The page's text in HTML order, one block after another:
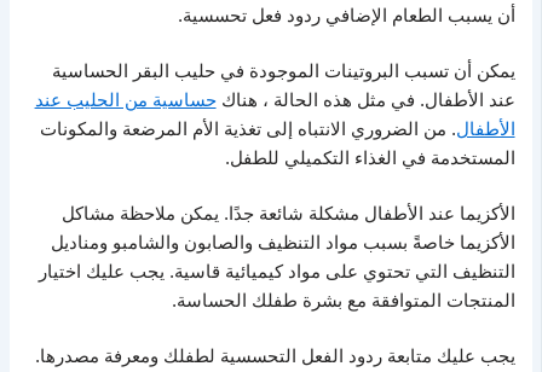
أن يسبب الطعام الإضافي ردود فعل تحسسية.
يمكن أن تسبب البروتينات الموجودة في حليب البقر الحساسية
عند الأطفال. في مثل هذه الحالة ، هناكحساسية من الحليب عند
الأطفال. من الضروري الانتباه إلى تغذية الأم المرضعة والمكونات
المستخدمة في الغذاء التكميلي للطفل.
الأكزيما عند الأطفال مشكلة شائعة جدًا. يمكن ملاحظة مشاكل
الأكزيما خاصةً بسبب مواد التنظيف والصابون والشامبو ومناديل
التنظيف التي تحتوي على مواد كيميائية قاسية. يجب عليك اختيار
المنتجات المتوافقة مع بشرة طفلك الحساسة.
يجب عليك متابعة ردود الفعل التحسسية لطفلك ومعرفة مصدرها.